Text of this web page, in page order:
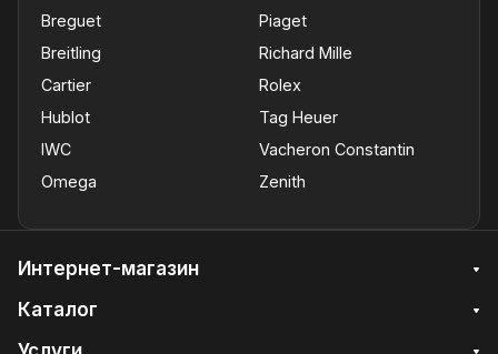
Breguet
Breitling
Cartier
Hublot
IWC
Omega
Piaget
Richard Mille
Rolex
Tag Heuer
Vacheron Constantin
Zenith
Интернет-магазин
Каталог